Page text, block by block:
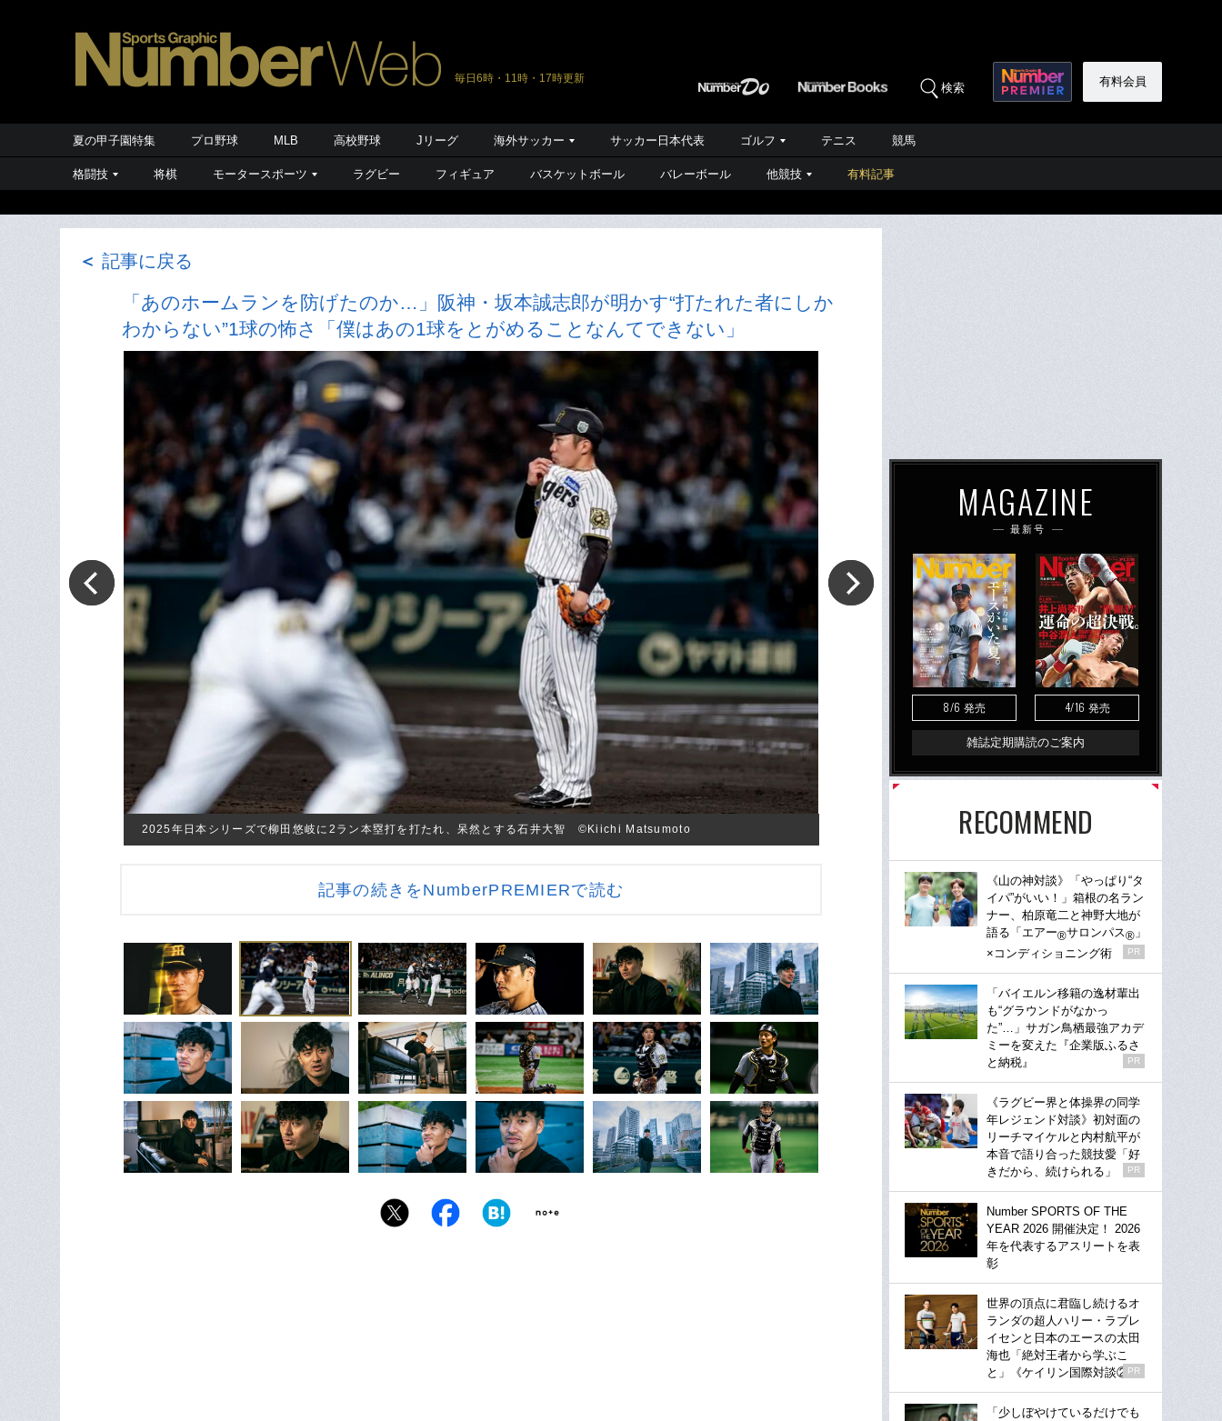
毎日6時・11時・17時更新
検索 有料会員
夏の甲子園特集 プロ野球 MLB 高校野球 Jリーグ 海外サッカー サッカー日本代表 ゴルフ テニス 競馬
格闘技 将棋 モータースポーツ ラグビー フィギュア バスケットボール バレーボール 他競技 有料記事
＜ 記事に戻る
「あのホームランを防げたのか…」阪神・坂本誠志郎が明かす“打たれた者にしか
わからない”1球の怖さ「僕はあの1球をとがめることなんてできない」
2025年日本シリーズで柳田悠岐に2ラン本塁打を打たれ、呆然とする石井大智 ©️Kiichi Matsumoto
記事の続きをNumberPREMIERで読む
MAGAZINE
最新号
8/6 発売 4/16 発売
雑誌定期購読のご案内
RECOMMEND
《山の神対談》「やっぱり“タ
イパ”がいい！」箱根の名ラン
ナー、柏原竜二と神野大地が
語る「エアー®サロンパス® 」
×コンディショニング術
PR
「バイエルン移籍の逸材輩出
も“グラウンドがなかっ
た”…」サガン鳥栖最強アカデ
ミーを変えた『企業版ふるさ
と納税』
PR
《ラグビー界と体操界の同学
年レジェンド対談》初対面の
リーチマイケルと内村航平が
本音で語り合った競技愛「好
きだから、続けられる」
PR
Number SPORTS OF THE
YEAR 2026 開催決定！ 2026
年を代表するアスリートを表
彰
世界の頂点に君臨し続けるオ
ランダの超人ハリー・ラブレ
イセンと日本のエースの太田
海也「絶対王者から学ぶこ
と」《ケイリン国際対談②》
PR
「少しぼやけているだけでも